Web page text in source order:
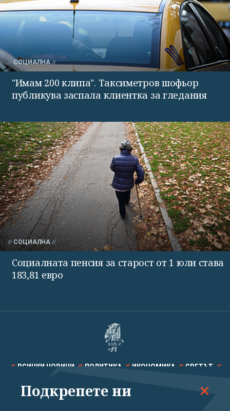
СОЦИАЛНА
"Имам 200 клипа". Таксиметров шофьор
публикува заспала клиентка за гледания
СОЦИАЛНА
Социалната пенсия за старост от 1 юли става
183,81 евро
ВСИЧКИ НОВИНИ ПОЛИТИКА ИКОНОМИКА СВЕТЪТ
СПОРТ КУЛТУРА ТЕХНОЛОГИИ КАЛЕЙДОСКОП
Подкрепете ни